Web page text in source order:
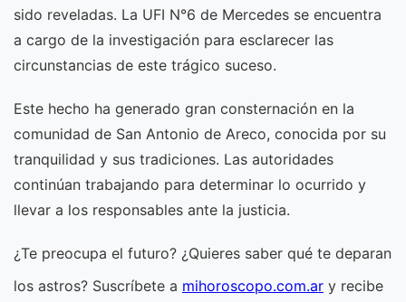
sido reveladas. La UFI N°6 de Mercedes se encuentra
a cargo de la investigación para esclarecer las
circunstancias de este trágico suceso.
Este hecho ha generado gran consternación en la
comunidad de San Antonio de Areco, conocida por su
tranquilidad y sus tradiciones. Las autoridades
continúan trabajando para determinar lo ocurrido y
llevar a los responsables ante la justicia.
¿Te preocupa el futuro? ¿Quieres saber qué te deparan
los astros? Suscríbete a mihoroscopo.com.ar y recibe